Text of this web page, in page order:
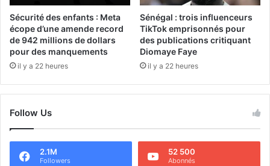
Sécurité des enfants : Meta
écope d’une amende record
de 942 millions de dollars
pour des manquements
il y a 22 heures
Sénégal : trois influenceurs
TikTok emprisonnés pour
des publications critiquant
Diomaye Faye
il y a 22 heures
Follow Us
2.1M
Followers
52 500
Abonnés